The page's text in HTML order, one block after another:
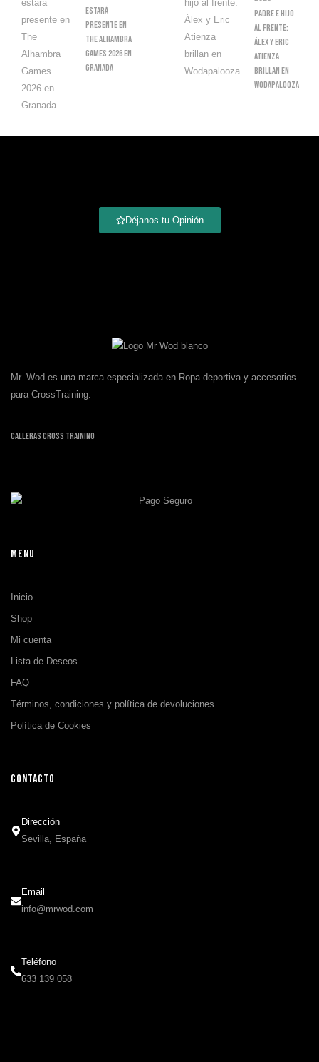
Estará
Presente En
The Alhambra
Games 2026 En
Granada
Padre E Hijo
Al Frente:
Álex Y Eric
Atienza
Brillan En
Wodapalooza
Déjanos tu Opinión
Mr. Wod es una marca especializada en Ropa deportiva y accesorios
para CrossTraining.
Calleras Cross Training
MENU
Inicio
Shop
Mi cuenta
Lista de Deseos
FAQ
Términos, condiciones y política de devoluciones
Política de Cookies
CONTACTO
Dirección
Sevilla, España
Email
info@mrwod.com
Teléfono
633 139 058